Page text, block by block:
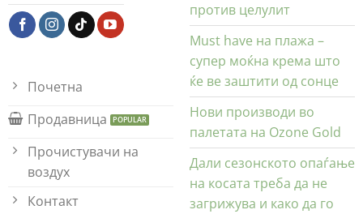
Почетна
Продавница
Прочистувачи на
воздух
Контакт
против целулит
Must have на плажа –
супер моќна крема што
ќе ве заштити од сонце
Нови производи во
палетата на Ozone Gold
Дали сезонското опаѓање
на косата треба да не
загрижува и како да го